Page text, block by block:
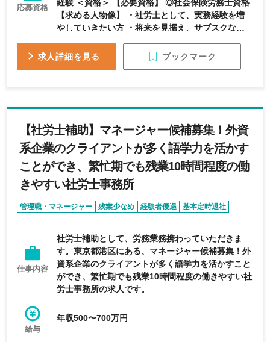
応募資格
経験 ＜資格＞ 【必要資格】 ◎社会保険労務士資格
【求める人物像】 ・社労士として、実務経験を増
やしていきたい方 ・将来を見据え、サブスクなど
必要だと考えている方（対応可能な方） ・在宅勤
求人詳細を見る ブックマーク
【社労士補助】マネージャー候補募集！外資
系企業のクライアントが多く語学力を活かす
ことができ、繁忙期でも残業10時間程度の働
きやすい社労士事務所
管理職・マネージャー 残業少なめ 経験者優遇
基本定時退社
外資系企業
仕事内容
社労士補助として、労務業務携わっていただきま
す。東京都港区にある、マネージャー候補募集！外
資系企業のクライアントが多く語学力を活かすこと
ができ、繁忙期でも残業10時間程度の働きやすい社
労士事務所の求人です。
給与
年収500〜700万円